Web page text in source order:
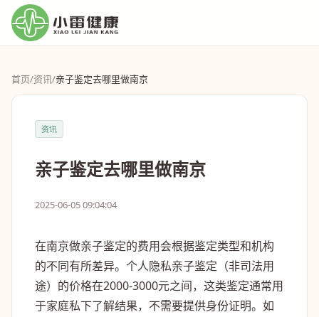
首页/资讯/亲子鉴定去哪里做南京
资讯
亲子鉴定去哪里做南京
2025-06-05 09:04:04
在南京做亲子鉴定的费用会根据鉴定类型和机构
的不同有所差异。个人隐私亲子鉴定（非司法用
途）的价格在2000-3000元之间，这类鉴定通常用
于家庭私下了解结果，不需要提供身份证明。如